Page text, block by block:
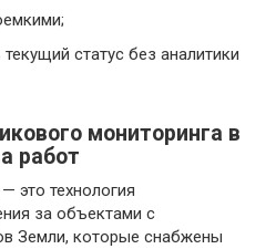
статус без аналитики
мониторинга в
работ
это технология
за объектами с
Земли, которые снабжены